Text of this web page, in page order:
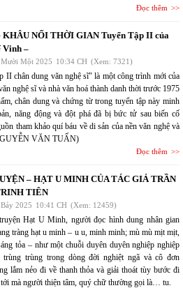
Đọc thêm
KHÂU NỐI THỜI GIAN Tuyển Tập II của
Vinh –
Một 2025 10:34 CH (Xem: 7321)
II chân dung văn nghệ sĩ" là một công trình mới của
nghệ sĩ và nhà văn hoá thành danh thời trước 1975
chân dung và chứng từ trong tuyển tập này minh
năng động và đột phá đã bị bức tử sau biến cố
tham khảo quí báu về di sản của nền văn nghệ và
VĂN TUẤN)
Đọc thêm
– HẠT U MINH CỦA TÁC GIẢ TRẦN
TIÊN
2025 10:41 CH (Xem: 12459)
Hạt U Minh, người đọc hình dung nhân gian
tràng hạt u minh – u u, minh minh; mù mù mịt mịt,
tỏa – như một chuỗi duyên duyên nghiệp nghiệp
trùng trùng trong dòng đời nghiệt ngã và cô đơn
lắm nẻo đi về thanh thỏa và giải thoát tùy bước đi
mà người thiện tâm, quý chữ thường gọi là… tu.